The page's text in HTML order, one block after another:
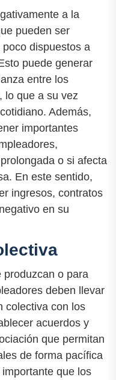
a la
pueden ser
dispuestos a
puede generar
entre los
lo que a su vez
Además,
importantes
o si afecta
En este sentido,
ingresos, contratos
en su
produzcan o para
deben llevar
colectiva con los
acuerdos y
que permitan
de forma pacífica
que los